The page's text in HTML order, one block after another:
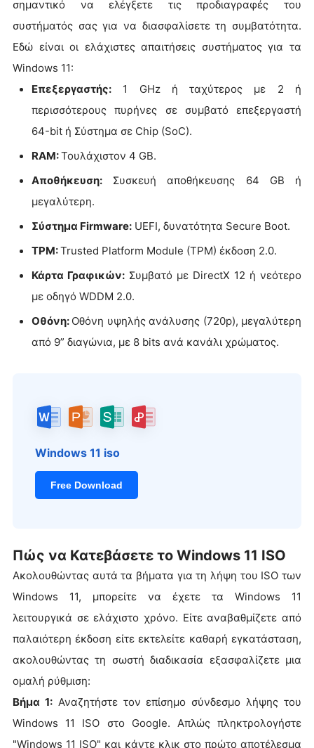
σημαντικό να ελέγξετε τις προδιαγραφές του
συστήματός σας για να διασφαλίσετε τη συμβατότητα.
Εδώ είναι οι ελάχιστες απαιτήσεις συστήματος για τα
Windows 11:
Επεξεργαστής: 1 GHz ή ταχύτερος με 2 ή
περισσότερους πυρήνες σε συμβατό επεξεργαστή
64-bit ή Σύστημα σε Chip (SoC).
RAM:Τουλάχιστον 4 GB.
Αποθήκευση: Συσκευή αποθήκευσης 64 GB ή
μεγαλύτερη.
Σύστημα Firmware: UEFI, δυνατότητα Secure Boot.
TPM:Trusted Platform Module (TPM) έκδοση 2.0.
Κάρτα Γραφικών: Συμβατό με DirectX 12 ή νεότερο
με οδηγό WDDM 2.0.
Οθόνη: Οθόνη υψηλής ανάλυσης (720p), μεγαλύτερη
από 9” διαγώνια, με 8 bits ανά κανάλι χρώματος.
Windows 11 iso
Free Download
Πώς να Κατεβάσετε το Windows 11 ISO
Ακολουθώντας αυτά τα βήματα για τη λήψη του ISO των
Windows 11, μπορείτε να έχετε τα Windows 11
λειτουργικά σε ελάχιστο χρόνο. Είτε αναβαθμίζετε από
παλαιότερη έκδοση είτε εκτελείτε καθαρή εγκατάσταση,
ακολουθώντας τη σωστή διαδικασία εξασφαλίζετε μια
ομαλή ρύθμιση:
Βήμα 1:Αναζητήστε τον επίσημο σύνδεσμο λήψης του
Windows 11 ISO στο Google. Απλώς πληκτρολογήστε
"Windows 11 ISO" και κάντε κλικ στο πρώτο αποτέλεσμα